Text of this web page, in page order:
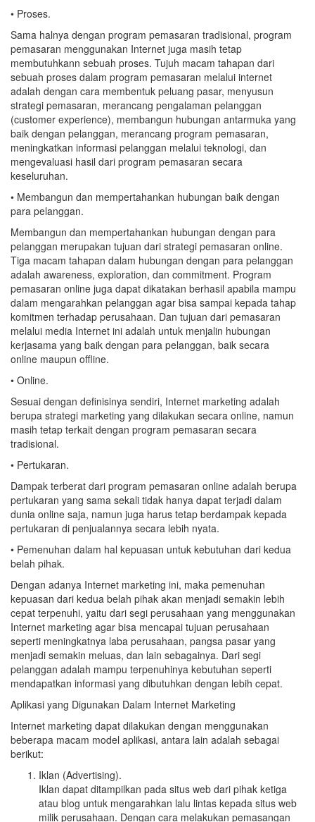
• Proses.
Sama halnya dengan program pemasaran tradisional, program
pemasaran menggunakan Internet juga masih tetap
membutuhkann sebuah proses. Tujuh macam tahapan dari
sebuah proses dalam program pemasaran melalui internet
adalah dengan cara membentuk peluang pasar, menyusun
strategi pemasaran, merancang pengalaman pelanggan
(customer experience), membangun hubungan antarmuka yang
baik dengan pelanggan, merancang program pemasaran,
meningkatkan informasi pelanggan melalui teknologi, dan
mengevaluasi hasil dari program pemasaran secara
keseluruhan.
• Membangun dan mempertahankan hubungan baik dengan
para pelanggan.
Membangun dan mempertahankan hubungan dengan para
pelanggan merupakan tujuan dari strategi pemasaran online.
Tiga macam tahapan dalam hubungan dengan para pelanggan
adalah awareness, exploration, dan commitment. Program
pemasaran online juga dapat dikatakan berhasil apabila mampu
dalam mengarahkan pelanggan agar bisa sampai kepada tahap
komitmen terhadap perusahaan. Dan tujuan dari pemasaran
melalui media Internet ini adalah untuk menjalin hubungan
kerjasama yang baik dengan para pelanggan, baik secara
online maupun offline.
• Online.
Sesuai dengan definisinya sendiri, Internet marketing adalah
berupa strategi marketing yang dilakukan secara online, namun
masih tetap terkait dengan program pemasaran secara
tradisional.
• Pertukaran.
Dampak terberat dari program pemasaran online adalah berupa
pertukaran yang sama sekali tidak hanya dapat terjadi dalam
dunia online saja, namun juga harus tetap berdampak kepada
pertukaran di penjualannya secara lebih nyata.
• Pemenuhan dalam hal kepuasan untuk kebutuhan dari kedua
belah pihak.
Dengan adanya Internet marketing ini, maka pemenuhan
kepuasan dari kedua belah pihak akan menjadi semakin lebih
cepat terpenuhi, yaitu dari segi perusahaan yang menggunakan
Internet marketing agar bisa mencapai tujuan perusahaan
seperti meningkatnya laba perusahaan, pangsa pasar yang
menjadi semakin meluas, dan lain sebagainya. Dari segi
pelanggan adalah mampu terpenuhinya kebutuhan seperti
mendapatkan informasi yang dibutuhkan dengan lebih cepat.
Aplikasi yang Digunakan Dalam Internet Marketing
Internet marketing dapat dilakukan dengan menggunakan
beberapa macam model aplikasi, antara lain adalah sebagai
berikut:
Iklan (Advertising).
Iklan dapat ditampilkan pada situs web dari pihak ketiga
atau blog untuk mengarahkan lalu lintas kepada situs web
milik perusahaan. Dengan cara melakukan pemasangan